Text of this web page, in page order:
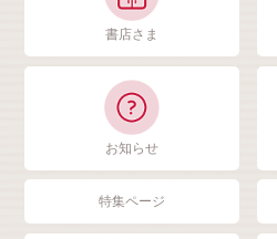
書店さま
お知らせ
特集ページ